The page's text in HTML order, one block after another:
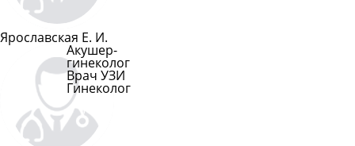
Ярославская Е. И.
Акушер-
гинеколог
Врач УЗИ
Гинеколог
Подробнее